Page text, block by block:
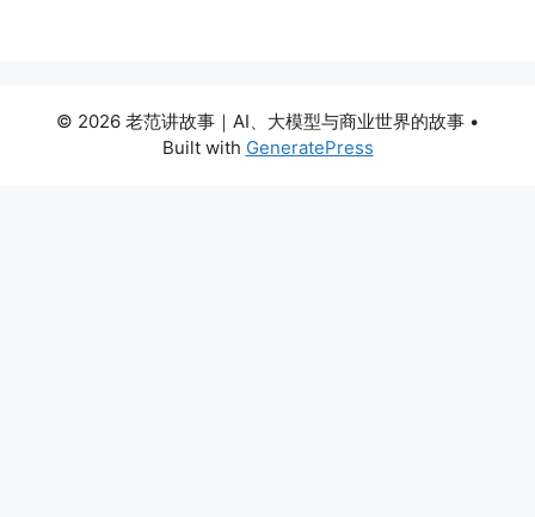
© 2026 老范讲故事｜AI、大模型与商业世界的故事 •
Built with GeneratePress